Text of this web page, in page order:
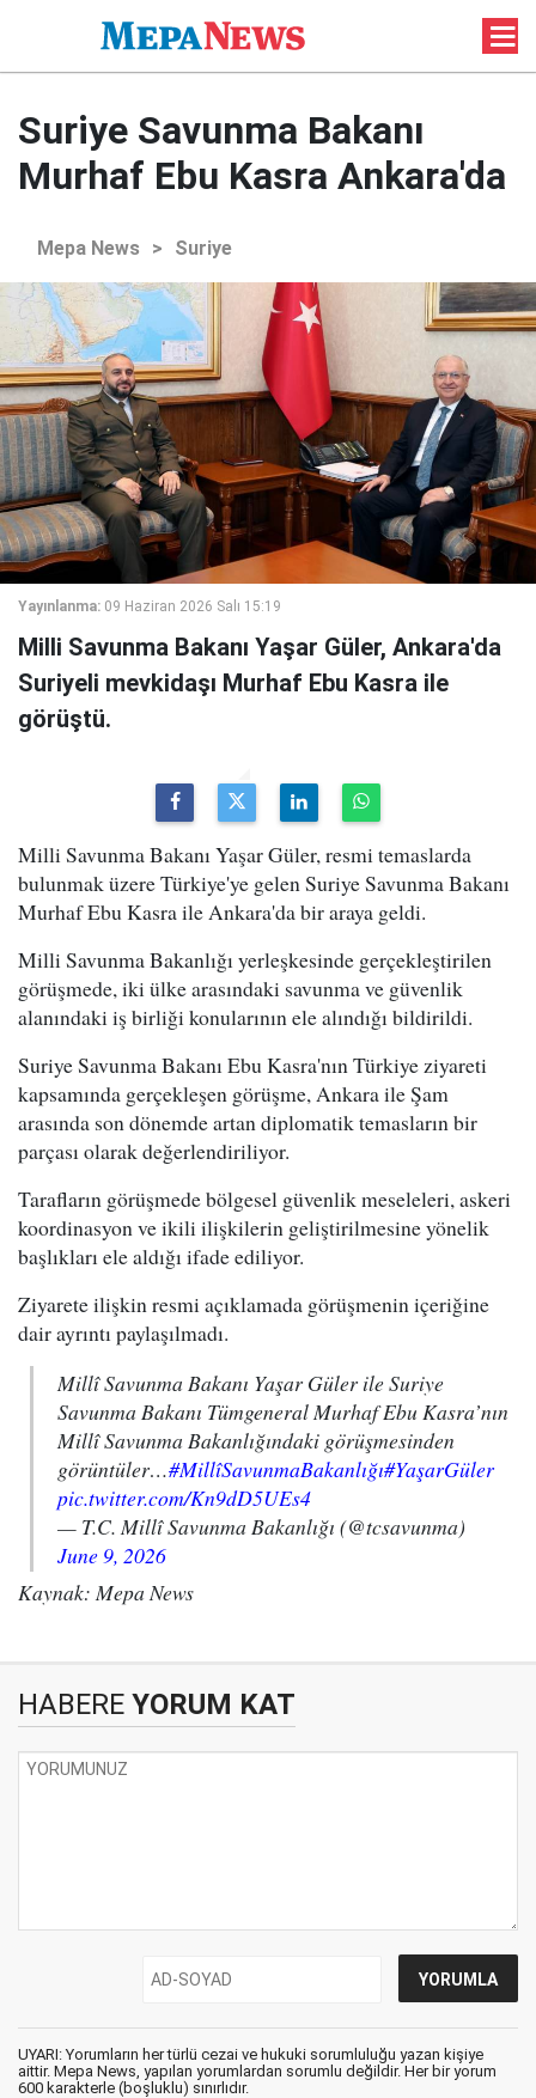
Suriye Savunma Bakanı
Murhaf Ebu Kasra Ankara'da
Mepa News > Suriye
Yayınlanma: 09 Haziran 2026 Salı 15:19
Milli Savunma Bakanı Yaşar Güler, Ankara'da
Suriyeli mevkidaşı Murhaf Ebu Kasra ile
görüştü.
Milli Savunma Bakanı Yaşar Güler, resmi temaslarda
bulunmak üzere Türkiye'ye gelen Suriye Savunma Bakanı
Murhaf Ebu Kasra ile Ankara'da bir araya geldi.
Milli Savunma Bakanlığı yerleşkesinde gerçekleştirilen
görüşmede, iki ülke arasındaki savunma ve güvenlik
alanındaki iş birliği konularının ele alındığı bildirildi.
Suriye Savunma Bakanı Ebu Kasra'nın Türkiye ziyareti
kapsamında gerçekleşen görüşme, Ankara ile Şam
arasında son dönemde artan diplomatik temasların bir
parçası olarak değerlendiriliyor.
Tarafların görüşmede bölgesel güvenlik meseleleri, askeri
koordinasyon ve ikili ilişkilerin geliştirilmesine yönelik
başlıkları ele aldığı ifade ediliyor.
Ziyarete ilişkin resmi açıklamada görüşmenin içeriğine
dair ayrıntı paylaşılmadı.
Millî Savunma Bakanı Yaşar Güler ile Suriye
Savunma Bakanı Tümgeneral Murhaf Ebu Kasra’nın
Millî Savunma Bakanlığındaki görüşmesinden
görüntüler…#MillîSavunmaBakanlığı#YaşarGüler
pic.twitter.com/Kn9dD5UEs4
— T.C. Millî Savunma Bakanlığı (@tcsavunma)
June 9, 2026
Kaynak: Mepa News
HABERE YORUM KAT
UYARI: Yorumların her türlü cezai ve hukuki sorumluluğu yazan kişiye
aittir. Mepa News, yapılan yorumlardan sorumlu değildir. Her bir yorum
600 karakterle (boşluklu) sınırlıdır.